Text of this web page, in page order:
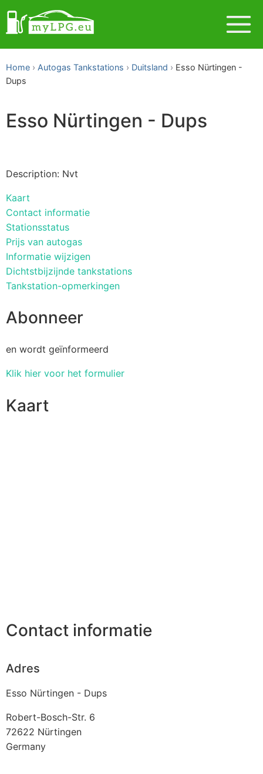
Home Autogas Tankstations Duitsland
Esso Nürtingen -
Dups
Esso Nürtingen - Dups
Description: Nvt
Kaart
Contact informatie
Stationsstatus
Prijs van autogas
Informatie wijzigen
Dichtstbijzijnde tankstations
Tankstation-opmerkingen
Abonneer
en wordt geïnformeerd
Klik hier voor het formulier
Kaart
Contact informatie
Adres
Esso Nürtingen - Dups
Robert-Bosch-Str. 6
72622 Nürtingen
Germany